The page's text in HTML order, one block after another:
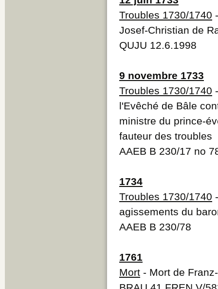
Troubles 1730/1740
Josef-Christian de
QUJU 12.6.1998
9 novembre 1733
Troubles 1730/1740
l'Evêché de Bâle
ministre du prince-
fauteur des troubles
AAEB B 230/17 no
1734
Troubles 1730/1740
agissements du
AAEB B 230/78
1761
Mort - Mort de